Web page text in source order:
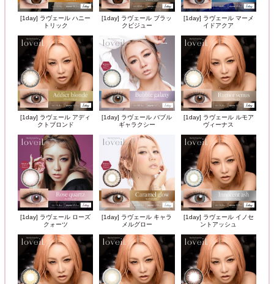
[1day] ラヴェール ハニー
トリック
[1day] ラヴェール ブラッ
クビジュー
[1day] ラヴェール マーメ
イドアクア
[1day] ラヴェール アディ
クトブロンド
[1day] ラヴェール バブル
ギャラクシー
[1day] ラヴェール ルモア
ヴィーナス
[1day] ラヴェール ローズ
クォーツ
[1day] ラヴェール キャラ
メルグロー
[1day] ラヴェール イノセ
ントアッシュ